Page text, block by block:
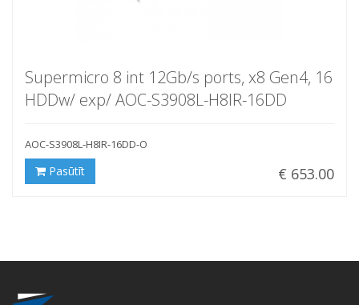
Supermicro 8 int 12Gb/s ports, x8 Gen4, 16
HDDw/ exp/ AOC-S3908L-H8IR-16DD
AOC-S3908L-H8IR-16DD-O
€ 653.00
Pasūtīt